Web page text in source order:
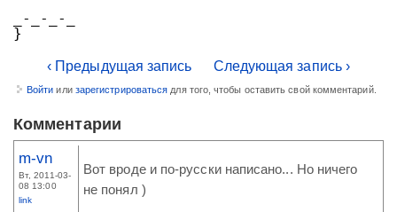
_-_-_-_
}
‹ Предыдущая запись Следующая запись ›
Войти или зарегистрироваться для того, чтобы оставить свой комментарий.
Комментарии
m-vn
Вт, 2011-03-
08 13:00
link
Вот вроде и по-русски написано... Но ничего
не понял )